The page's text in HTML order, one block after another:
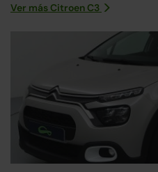
Ver más Citroen C3